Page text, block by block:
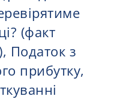
(факт
Податок з
прибутку,